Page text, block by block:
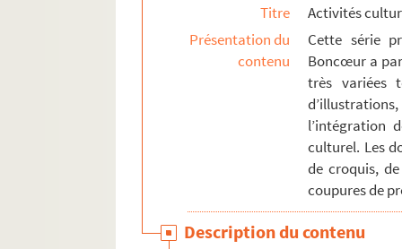
Titre
Activités
Présentation du
contenu
Cette série
Boncœur a
très variées
l’intégration
culturel. Les
de croquis,
coupures de
Description du contenu